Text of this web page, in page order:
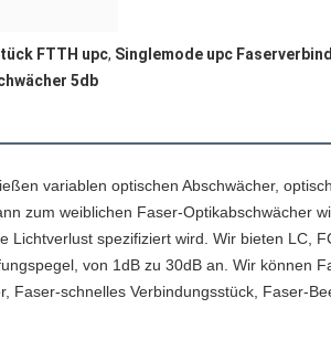
FTTH upc, Singlemode upc
5db
variablen optischen Abschwächer,
zum weiblichen Faser-Optikabschwächer
Lichtverlust spezifiziert wird. Wir bieten LC,
von 1dB zu 30dB an. Wir können
Faser-schnelles Verbindungsstück, Faser-